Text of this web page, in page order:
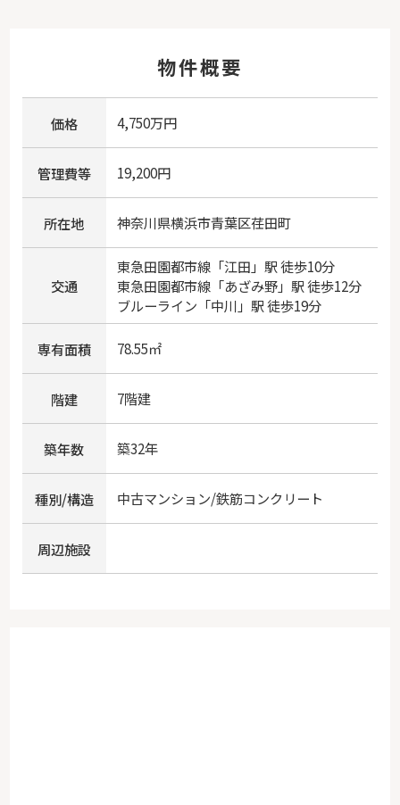
物件概要
価格 4,750万円
管理費等 19,200円
所在地 神奈川県横浜市青葉区荏田町
交通
東急田園都市線「江田 」駅 徒歩10分
東急田園都市線「あざみ野」駅 徒歩12分
ブルーライン 「中川 」駅 徒歩19分
専有面積 78.55㎡
階建 7階建
築年数 築32年
種別/構造 中古マンション/鉄筋コンクリート
周辺施設